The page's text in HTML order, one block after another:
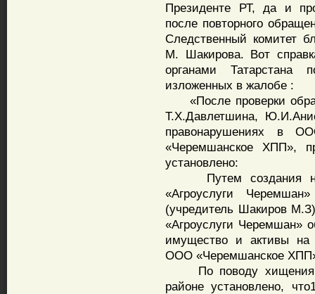
Президенте РТ, да и
после повторного
Следственный комитет
М. Шакирова. Вот
органами Татарстана
изложенных в жалобе :
«После проверки
Т.Х.Давлетшина,
правонарушениях в
«Черемшанское ХПП»,
установлено:
Путем создания
«Агроуслуги
(учредитель Шакиров
«Агроуслуги Черемшан»
имущество и активы
ООО «Черемшанское
По поводу хищения
районе установлено,